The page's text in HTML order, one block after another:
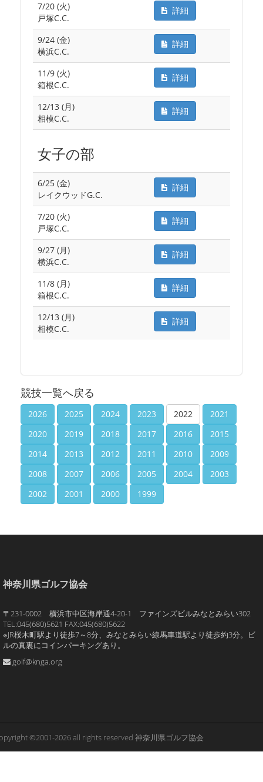
7/20 (火)
戸塚C.C.
詳細
9/24 (金)
横浜C.C.
詳細
11/9 (火)
箱根C.C.
詳細
12/13 (月)
相模C.C.
詳細
女子の部
6/25 (金)
レイクウッドG.C.
詳細
7/20 (火)
戸塚C.C.
詳細
9/27 (月)
横浜C.C.
詳細
11/8 (月)
箱根C.C.
詳細
12/13 (月)
相模C.C.
詳細
競技一覧へ戻る
2026 2025 2024 2023 2022
2021
2020
2019 2018 2017 2016
2015
2014
2013 2012 2011 2010
2009
2008
2007 2006 2005 2004
2003
2002
2001 2000 1999
神奈川県ゴルフ協会
〒231-0002 横浜市中区海岸通4-20-1 ファインズビルみなとみらい302
TEL:045(680)5621 FAX:045(680)5622
※JR桜木町駅より徒歩7～8分、みなとみらい線馬車道駅より徒歩約3分。ビ
ルの真裏にコインパーキングあり。
golf@knga.org
©2001-2026 all rights reserved 神奈川県ゴルフ協会